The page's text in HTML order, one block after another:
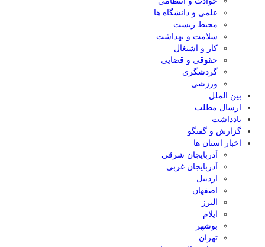
علمی و دانشگاه ها
محیط زیست
سلامت و بهداشت
کار و اشتغال
حقوقی و قضایی
گردشگری
ورزشی
بین الملل
ارسال مطلب
یادداشت
گزارش و گفتگو
اخبار استان ها
آذربایجان شرقی
آذربایجان غربی
اردبیل
اصفهان
البرز
ایلام
بوشهر
تهران